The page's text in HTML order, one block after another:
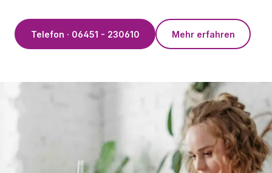
Telefon · 06451 - 230610 Mehr erfahren